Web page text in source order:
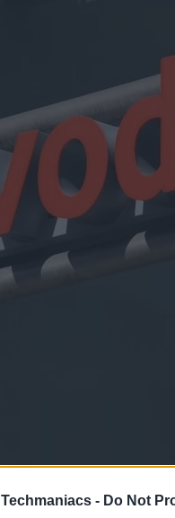
Techmaniacs - Do Not